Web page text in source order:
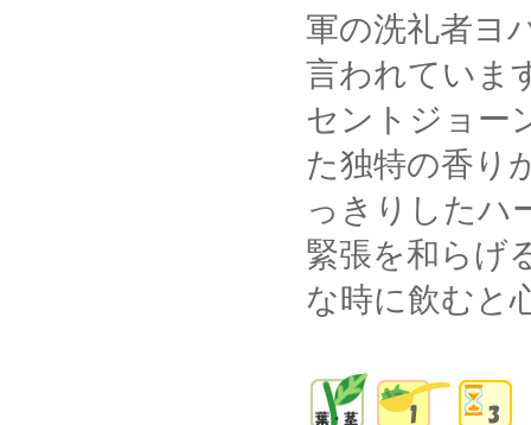
軍の洗礼者ヨ
言われていま
セントジョー
た独特の香り
っきりしたハ
緊張を和らげ
な時に飲むと